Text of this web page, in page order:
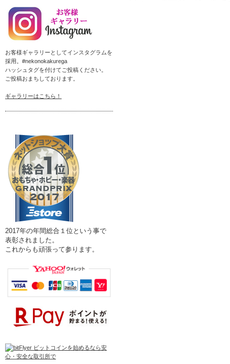
お客様ギャラリーとしてインスタグラムを
採用。#nekonokakurega
ハッシュタグを付けてご投稿ください。
ご投稿おまちしております。
ギャラリーはこちら！
2017年の年間総合１位という事で
表彰されました。
これからも頑張って参ります。